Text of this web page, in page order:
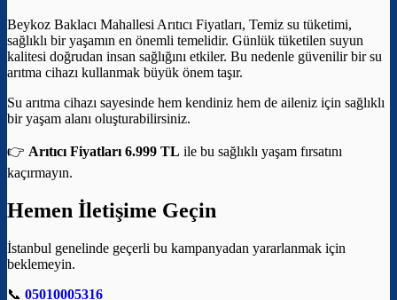
Beykoz Baklacı Mahallesi Arıtıcı Fiyatları, Temiz su tüketimi,
sağlıklı bir yaşamın en önemli temelidir. Günlük tüketilen suyun
kalitesi doğrudan insan sağlığını etkiler. Bu nedenle güvenilir bir su
arıtma cihazı kullanmak büyük önem taşır.
Su arıtma cihazı sayesinde hem kendiniz hem de aileniz için sağlıklı
bir yaşam alanı oluşturabilirsiniz.
👉 Arıtıcı Fiyatları 6.999 TL ile bu sağlıklı yaşam fırsatını
kaçırmayın.
Hemen İletişime Geçin
İstanbul genelinde geçerli bu kampanyadan yararlanmak için
beklemeyin.
📞 05010005316